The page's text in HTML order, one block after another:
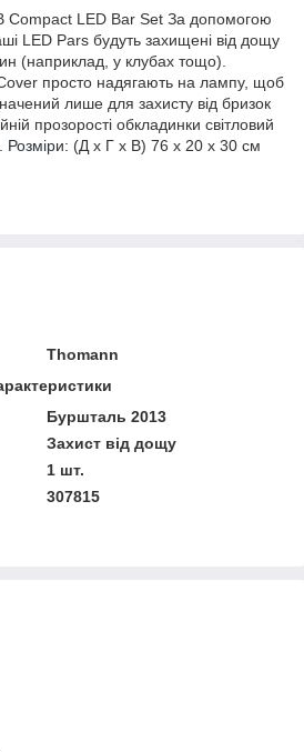
Compact LED Bar Set За допомогою
LED Pars будуть захищені від дощу
(наприклад, у клубах тощо).
просто надягають на лампу, щоб
лише для захисту від бризок
прозорості обкладинки світловий
Розміри: (Д x Г x В) 76 x 20 x 30 см
Thomann
Буршталь 2013
Захист від дощу
1 шт.
307815